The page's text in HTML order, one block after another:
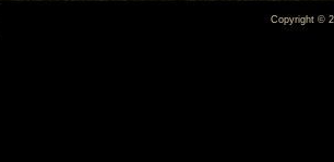
Copyright ©